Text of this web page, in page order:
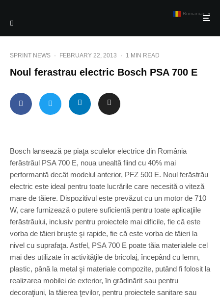
SPRINT NEWS · FEBRUARY 22, 2013 · 1 MIN READ
Noul ferastrau electric Bosch PSA 700 E
Bosch lansează pe piaţa sculelor electrice din România
ferăstrăul PSA 700 E, noua unealtă fiind cu 40% mai
performantă decât modelul anterior, PFZ 500 E. Noul ferăstrău
electric este ideal pentru toate lucrările care necesită o viteză
mare de tăiere. Dispozitivul este prevăzut cu un motor de 710
W, care furnizează o putere suficientă pentru toate aplicaţiile
ferăstrăului, inclusiv pentru proiectele mai dificile, fie că este
vorba de tăieri bruşte şi rapide, fie că este vorba de tăieri la
nivel cu suprafaţa. Astfel, PSA 700 E poate tăia materialele cel
mai des utilizate în activităţile de bricolaj, începând cu lemn,
plastic, până la metal şi materiale compozite, putând fi folosit la
realizarea mobilei de exterior, în grădinărit sau pentru
decoraţiuni, la tăierea ţevilor, pentru proiectele sanitare sau
Romanian ▼